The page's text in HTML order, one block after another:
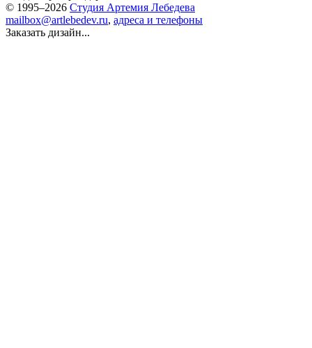
© 1995–2026 Студия Артемия Лебедева
mailbox@artlebedev.ru, адреса и телефоны
Заказать дизайн...